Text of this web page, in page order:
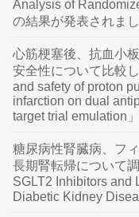
Analysis of
の結果が発表されまし
心筋梗塞後、抗血小
安全性について比較
and safety of proton
infarction on dual
target trial emulation
糖尿病性腎臓病、フ
長期腎転帰について
SGLT2 Inhibitors and
Diabetic Kidney